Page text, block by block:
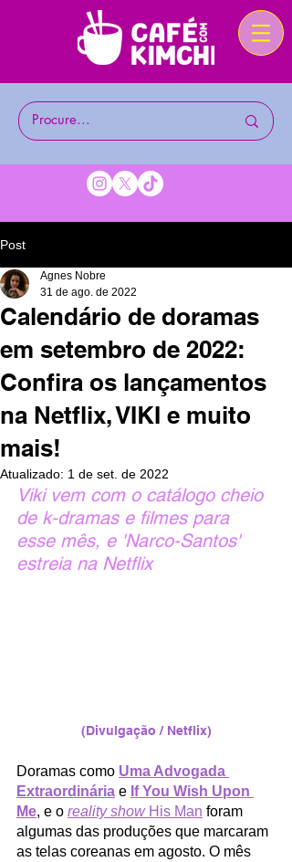
Post
Calendário de doramas
em setembro de 2022:
Confira os lançamentos
na Netflix, VIKI e muito
mais!
Agnes Nobre
31 de ago. de 2022
Atualizado: 1 de set. de 2022
Viki vem com o catálogo cheio
de k-dramas e filmes para
esse mês, e 'Narco-Santos'
estreia na Netflix
(Divulgação / Netflix)
Doramas como Uma Advogada
Extraordinária e If You Wish Upon
Me, e o reality show His Man foram
algumas das produções que marcaram
as telas coreanas em agosto. O mês